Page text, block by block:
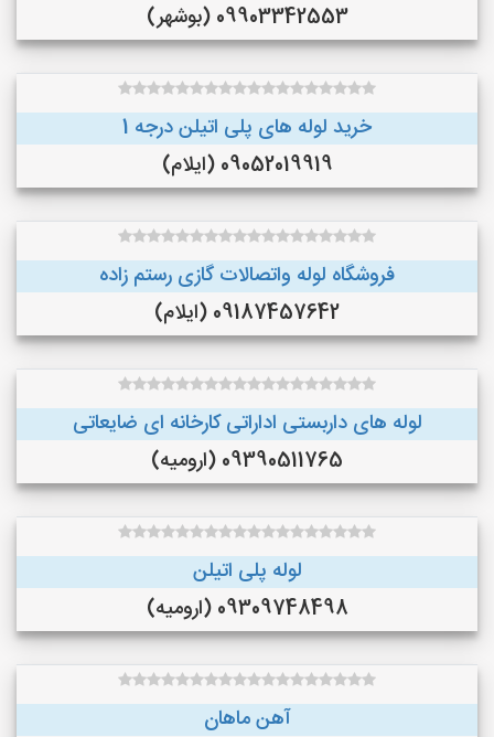
09903342553 (بوشهر)
خرید لوله های پلی اتیلن درجه 1
09052019919 (ایلام)
فروشگاه لوله واتصالات گازی رستم زاده
09187457642 (ایلام)
لوله های داربستی اداراتی کارخانه ای ضایعاتی
09390511765 (ارومیه)
لوله پلی اتیلن
09309748498 (ارومیه)
آهن ماهان